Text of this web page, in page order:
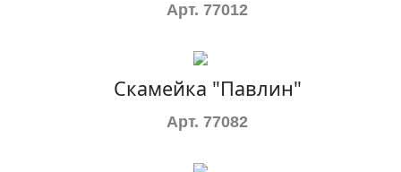
Арт. 77012
Скамейка "Павлин"
Арт. 77082